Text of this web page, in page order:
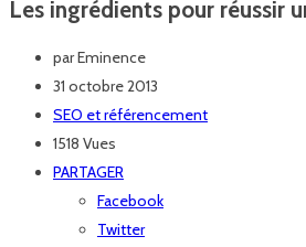
Les ingrédients pour réussir
parEminence
31 octobre 2013
SEO et référencement
1518 Vues
PARTAGER
Facebook
Twitter